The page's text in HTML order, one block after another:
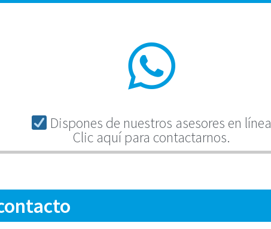
Dispones de nuestros asesores en línea
Clic aquí para contactarnos.